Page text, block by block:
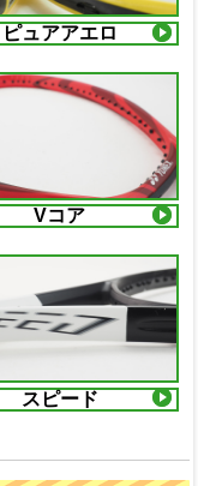
ピュアアエロ
Vコア
スピード